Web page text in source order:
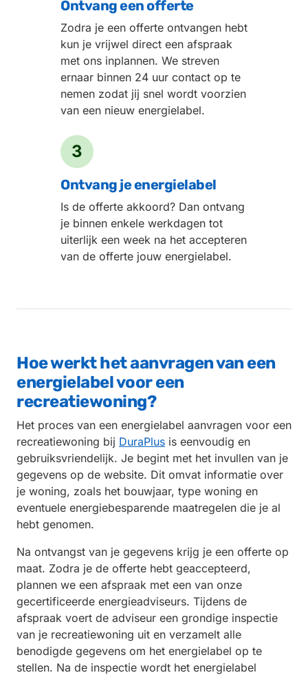
Ontvang een offerte
Zodra je een offerte ontvangen hebt
kun je vrijwel direct een afspraak
met ons inplannen. We streven
ernaar binnen 24 uur contact op te
nemen zodat jij snel wordt voorzien
van een nieuw energielabel.
3
Ontvang je energielabel
Is de offerte akkoord? Dan ontvang
je binnen enkele werkdagen tot
uiterlijk een week na het accepteren
van de offerte jouw energielabel.
Hoe werkt het aanvragen van een
energielabel voor een
recreatiewoning?
Het proces van een energielabel aanvragen voor een
recreatiewoning bij DuraPlus is eenvoudig en
gebruiksvriendelijk. Je begint met het invullen van je
gegevens op de website. Dit omvat informatie over
je woning, zoals het bouwjaar, type woning en
eventuele energiebesparende maatregelen die je al
hebt genomen.
Na ontvangst van je gegevens krijg je een offerte op
maat. Zodra je de offerte hebt geaccepteerd,
plannen we een afspraak met een van onze
gecertificeerde energieadviseurs. Tijdens de
afspraak voert de adviseur een grondige inspectie
van je recreatiewoning uit en verzamelt alle
benodigde gegevens om het energielabel op te
stellen. Na de inspectie wordt het energielabel